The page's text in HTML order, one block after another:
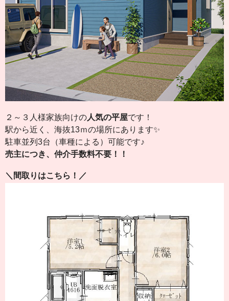
２～３人様家族向けの人気の平屋です！
駅から近く、海抜13ｍの場所にあります✨
駐車並列3台（車種による）可能です♪
売主につき、仲介手数料不要！！
＼間取りはこちら！／